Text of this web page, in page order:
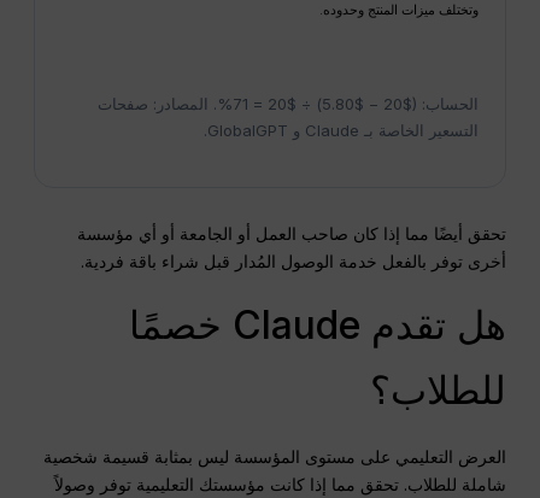
وتختلف ميزات المنتج وحدوده.
الحساب: ($20 − $5.80) ÷ $20 = 71%. المصادر: صفحات
التسعير الخاصة بـ Claude و GlobalGPT.
تحقق أيضًا مما إذا كان صاحب العمل أو الجامعة أو أي مؤسسة
أخرى توفر بالفعل خدمة الوصول المُدار قبل شراء باقة فردية.
هل تقدم Claude خصمًا
للطلاب؟
العرض التعليمي على مستوى المؤسسة ليس بمثابة قسيمة شخصية
شاملة للطلاب. تحقق مما إذا كانت مؤسستك التعليمية توفر وصولاً